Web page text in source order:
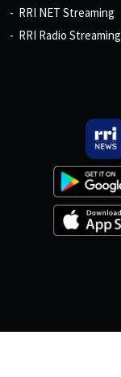
RRI NET Streaming
RRI Radio Streaming